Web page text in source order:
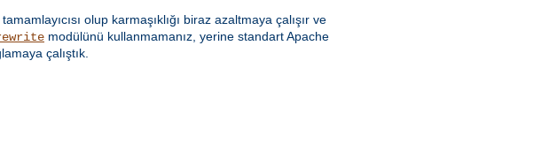
olup karmaşıklığı biraz azaltmaya çalışır ve
modülünü kullanmamanız, yerine standart Apache
çalıştık.